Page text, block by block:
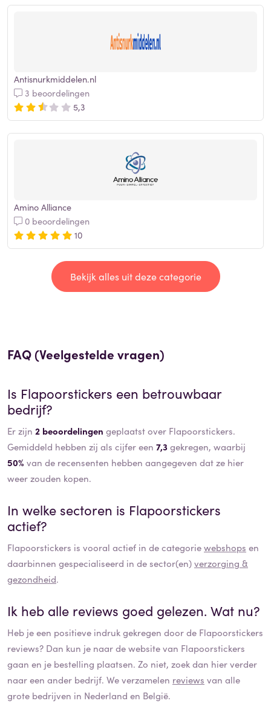
Antisnurkmiddelen.nl
3 beoordelingen
5,3
Amino Alliance
0 beoordelingen
10
Bekijk alles uit deze categorie
FAQ (Veelgestelde vragen)
Is Flapoorstickers een betrouwbaar
bedrijf?
Er zijn 2 beoordelingen geplaatst over Flapoorstickers.
Gemiddeld hebben zij als cijfer een 7,3gekregen, waarbij
50% van de recensenten hebben aangegeven dat ze hier
weer zouden kopen.
In welke sectoren is Flapoorstickers
actief?
Flapoorstickers is vooral actief in de categoriewebshops en
daarbinnen gespecialiseerd in de sector(en)verzorging &
gezondheid.
Ik heb alle reviews goed gelezen. Wat nu?
Heb je een positieve indruk gekregen door de Flapoorstickers
reviews? Dan kun je naar de website van Flapoorstickers
gaan en je bestelling plaatsen. Zo niet, zoek dan hier verder
naar een ander bedrijf. We verzamelen reviews van alle
grote bedrijven in Nederland en België.